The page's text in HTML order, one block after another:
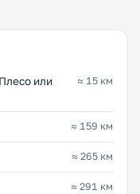
или
≈ 15 км
≈ 159 км
≈ 265 км
≈ 291 км